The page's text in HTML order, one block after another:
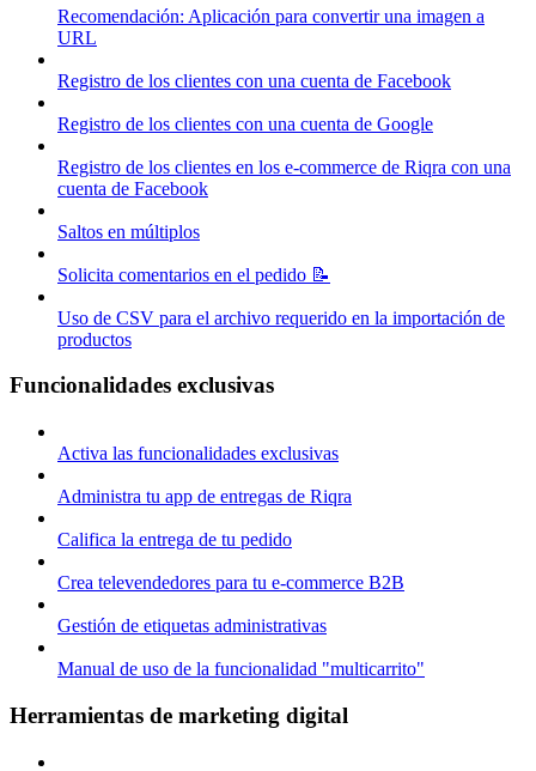
Recomendación: Aplicación para convertir una imagen a
URL
Registro de los clientes con una cuenta de Facebook
Registro de los clientes con una cuenta de Google
Registro de los clientes en los e-commerce de Riqra con una
cuenta de Facebook
Saltos en múltiplos
Solicita comentarios en el pedido 📝
Uso de CSV para el archivo requerido en la importación de
productos
Funcionalidades exclusivas
Activa las funcionalidades exclusivas
Administra tu app de entregas de Riqra
Califica la entrega de tu pedido
Crea televendedores para tu e-commerce B2B
Gestión de etiquetas administrativas
Manual de uso de la funcionalidad "multicarrito"
Herramientas de marketing digital